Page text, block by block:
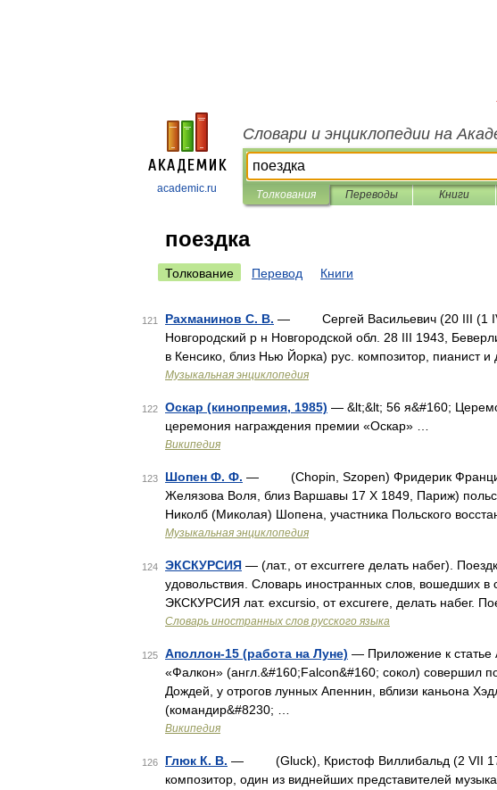
academic.ru
Словари и энциклопедии на
Толкования Переводы Книги
поездка
Толкование Перевод Книги
121 Рахманинов С. В. — Сергей Васильевич (20 III (1
Новгородский р н Новгородской обл. 28 III 1943,
в Кенсико, близ Нью Йорка) рус. композитор, пианист
Музыкальная энциклопедия
122 Оскар (кинопремия, 1985) — &lt;&lt; 56 я&#160;
церемония награждения премии «Оскар» …
Википедия
123 Шопен Ф. Ф. — (Chopin, Szopen) Фридерик
Желязова Воля, близ Варшавы 17 X 1849, Париж)
Николб (Миколая) Шопена, участника Польского
Музыкальная энциклопедия
124 ЭКСКУРСИЯ — (лат., от excurrere делать набег).
удовольствия. Словарь иностранных слов, вошедших в
ЭКСКУРСИЯ лат. excursio, от excurere, делать набег.
Словарь иностранных слов русского языка
125 Аполлон-15 (работа на Луне) — Приложение к
«Фалкон» (англ.&#160;Falcon&#160; сокол) совершил
Дождей, у отрогов лунных Апеннин, вблизи каньона
(командир&#8230; …
Википедия
126 Глюк К. В. — (Gluck), Кристоф Виллибальд (2 VII
композитор, один из виднейших представителей